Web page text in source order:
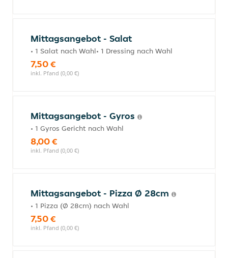
Mittagsangebot - Salat
• 1 Salat nach Wahl• 1 Dressing nach Wahl
7,50 €
inkl. Pfand (0,00 €)
Mittagsangebot - Gyros
• 1 Gyros Gericht nach Wahl
8,00 €
inkl. Pfand (0,00 €)
Mittagsangebot - Pizza Ø 28cm
• 1 Pizza (Ø 28cm) nach Wahl
7,50 €
inkl. Pfand (0,00 €)